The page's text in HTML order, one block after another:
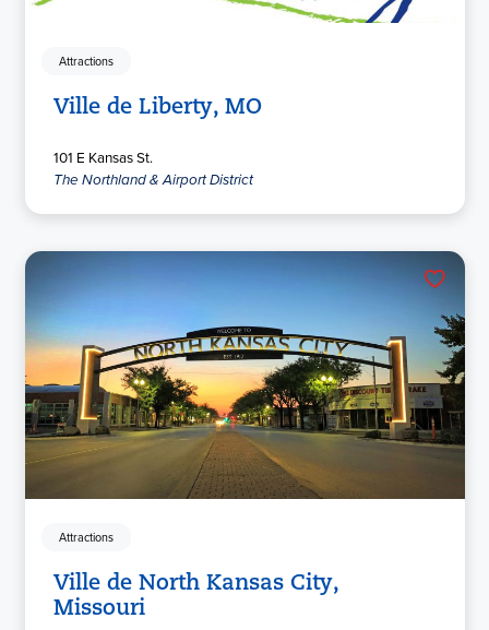
Attractions
Ville de Liberty, MO
101 E Kansas St.
The Northland & Airport District
Attractions
Ville de North Kansas City,
Missouri